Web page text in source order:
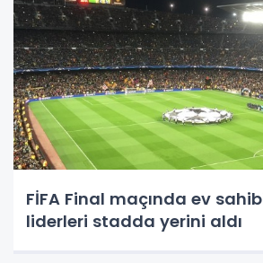
FİFA Final maçında ev
liderleri stadda yerini aldı